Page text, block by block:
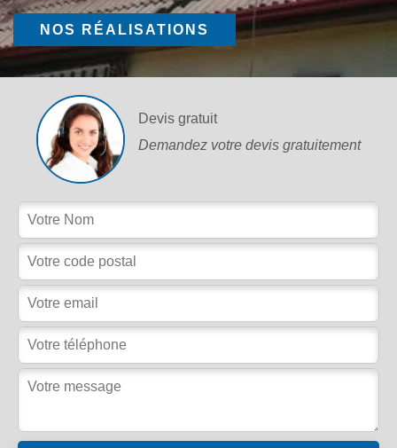
NOS RÉALISATIONS
Devis gratuit
Demandez votre devis gratuitement